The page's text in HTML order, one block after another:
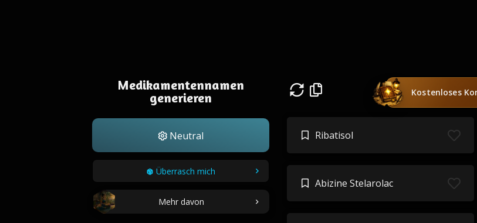
Medikamentennamen
generieren
Neutral
Überrasch mich
Mehr davon
Kostenloses
Ribatisol
Abizine Stelarolac